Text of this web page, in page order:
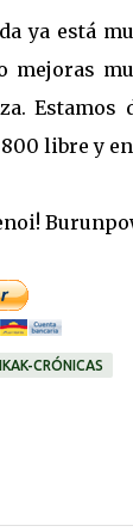
ya está
mejoras
libre y
CRÓNICAS